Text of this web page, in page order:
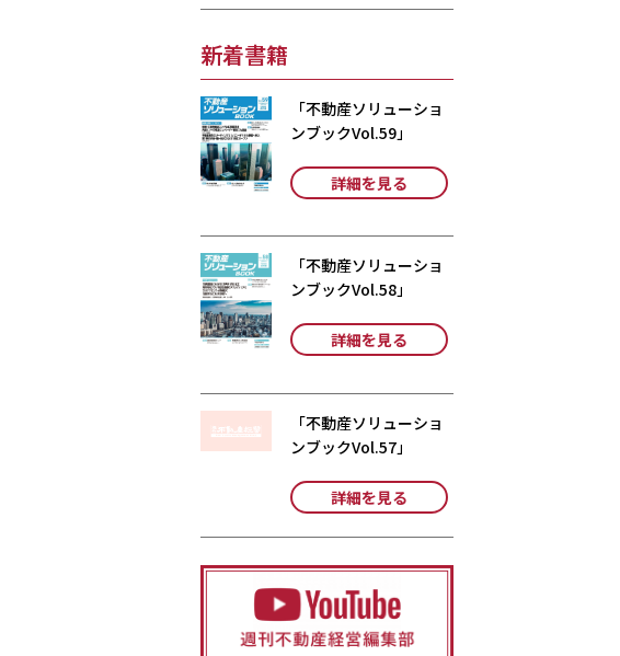
新着書籍
「不動産ソリューショ
ンブックVol.59」
詳細を見る
「不動産ソリューショ
ンブックVol.58」
詳細を見る
「不動産ソリューショ
ンブックVol.57」
詳細を見る